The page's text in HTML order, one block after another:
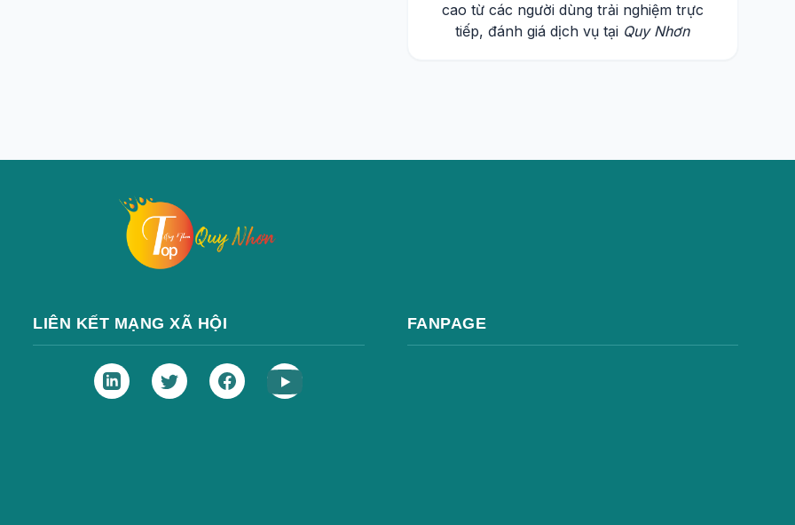
cao từ các người dùng trải nghiệm trực
tiếp, đánh giá dịch vụ tại Quy Nhơn
LIÊN KẾT MẠNG XÃ HỘI FANPAGE